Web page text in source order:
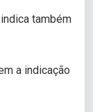
também
a indicação